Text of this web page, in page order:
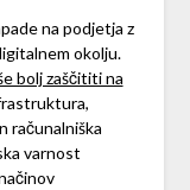
na podjetja z
okolju.
bolj zaščititi na
računalniška
varnost